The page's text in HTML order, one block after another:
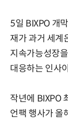
5일 BIXPO 개
재가 과거 세계
지속가능성장
대응하는 인사
작년에 BIXPO
언팩 행사가 올